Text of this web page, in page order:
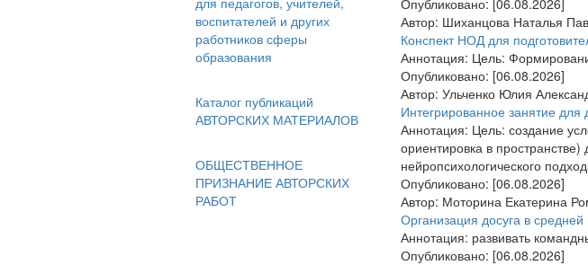
воспитателей и других
работников сферы
образования
Каталог публикаций
АВТОРСКИХ МАТЕРИАЛОВ
ОБЩЕСТВЕННОЕ
ПРИЗНАНИЕ АВТОРСКИХ
РАБОТ
Опубликовано: [06.08.2026]
Автор: Шиханцова Наталья
Конспект НОД для
Аннотация: Цель:
Опубликовано: [06.08.2026]
Автор: Ульченко Юлия
Интегрированное занятие
Аннотация: Цель: создание
ориентировка в
нейропсихологического
Опубликовано: [06.08.2026]
Автор: Моторина Екатерина
Организация досуга в средней
Аннотация: развивать
Опубликовано: [06.08.2026]